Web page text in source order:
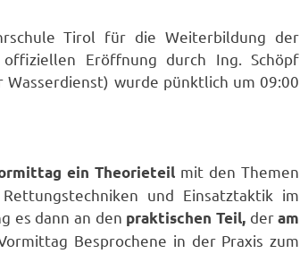
Tirol für die Weiterbildung der
Eröffnung durch Ing. Schöpf
Wasserdienst) wurde pünktlich um 09:00
ein Theorieteilmit den Themen
und Einsatztaktik im
es dann an den praktischen Teil,deram
Besprochene in der Praxis zum